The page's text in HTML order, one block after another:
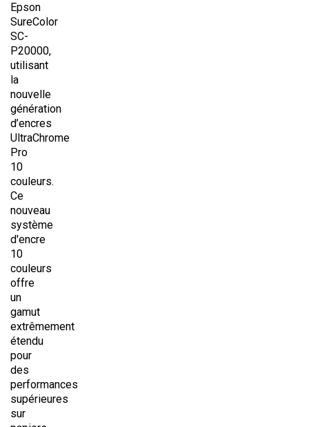
Epson
SureColor
SC-
P20000,
utilisant
la
nouvelle
génération
d’encres
UltraChrome
Pro
10
couleurs.
Ce
nouveau
système
d'encre
10
couleurs
offre
un
gamut
extrêmement
étendu
pour
des
performances
supérieures
sur